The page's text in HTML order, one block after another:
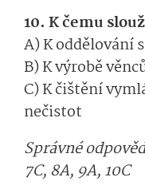
10. K čemu
A) K oddělování
B) K výrobě
C) K čištění
nečistot
Správné
7C, 8A, 9A, 10C